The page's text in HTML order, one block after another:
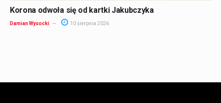
Korona odwoła się od kartki Jakubczyka
Damian Wysocki 10 sierpnia 2026